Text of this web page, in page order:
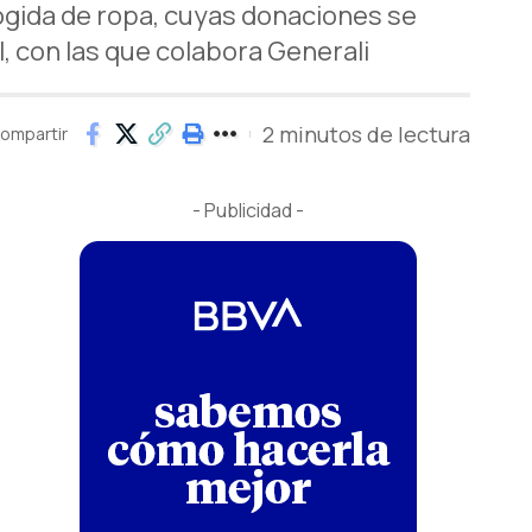
de ropa, cuyas donaciones se
con las que colabora Generali
2 minutos de lectura
- Publicidad -